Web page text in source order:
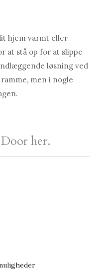
hjem varmt eller
at stå op for at slippe
løsning ved
men i nogle
her.